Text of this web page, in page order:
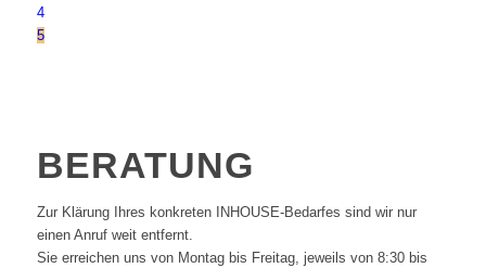
4
5
BERATUNG
Zur Klärung Ihres konkreten INHOUSE-Bedarfes sind wir nur
einen Anruf weit entfernt.
Sie erreichen uns von Montag bis Freitag, jeweils von 8:30 bis